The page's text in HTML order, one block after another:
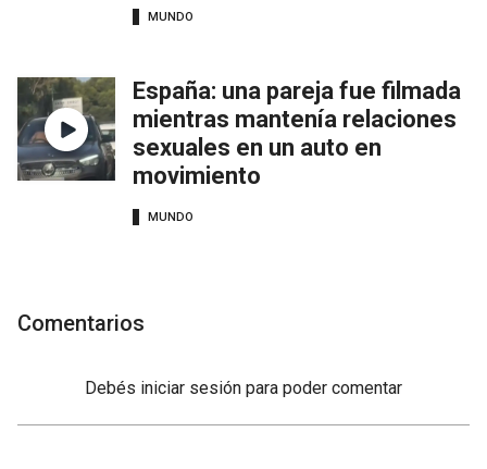
MUNDO
España: una pareja fue filmada
mientras mantenía relaciones
sexuales en un auto en
movimiento
MUNDO
Comentarios
Debés iniciar sesión para poder comentar